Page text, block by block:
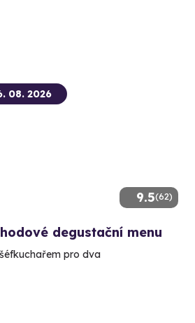
9.5(62)
08. 2026
degustační menu
pro dva